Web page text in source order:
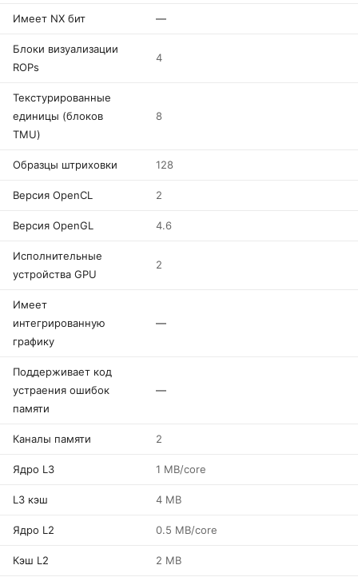
Имеет NX бит —
Блоки визуализации
ROPs
4
Текстурированные
единицы (блоков
TMU)
8
Образцы штриховки 128
Версия OpenCL 2
Версия OpenGL 4.6
Исполнительные
устройства GPU
2
Имеет
интегрированную
графику
—
Поддерживает код
устраения ошибок
памяти
—
Каналы памяти 2
Ядро L3 1 MB/core
L3 кэш 4 MB
Ядро L2 0.5 MB/core
Кэш L2 2 MB